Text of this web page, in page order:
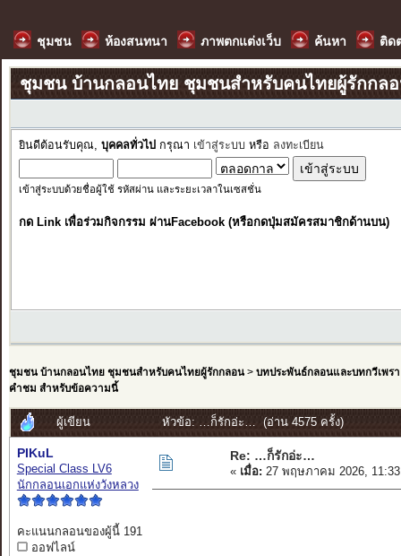
ชุมชน ห้องสนทนา ภาพตกแต่งเว็บ ค้นหา ติด
ชุมชน บ้านกลอนไทย ชุมชนสำหรับคนไทยผู้รักกล
ยินดีต้อนรับคุณ, บุคคลทั่วไป กรุณา เข้าสู่ระบบ หรือ ลงทะเบียน
เข้าสู่ระบบด้วยชื่อผู้ใช้ รหัสผ่าน และระยะเวลาในเซสชั่น
กด Link เพื่อร่วมกิจกรรม ผ่านFacebook (หรือกดปุ่มสมัครสมาชิกด้านบน)
ชุมชน บ้านกลอนไทย ชุมชนสำหรับคนไทยผู้รักกลอน> บทประพันธ์กลอนและบทกวีเพรา
คำชม สำหรับข้อความนี้
ผู้เขียน หัวข้อ: …ก็รักอ่ะ… (อ่าน 4575 ครั้ง)
PIKuL
Special Class LV6
นักกลอนเอกแห่งวังหลวง
คะแนนกลอนของผู้นี้ 191
ออฟไลน์
Re: …ก็รักอ่ะ…
« เมื่อ: 27 พฤษภาคม 2026,